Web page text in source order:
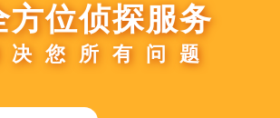
方位侦探服务
决您所有问题